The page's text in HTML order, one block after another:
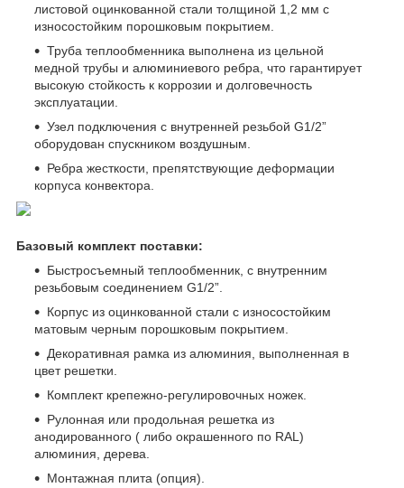
листовой оцинкованной стали толщиной 1,2 мм с
износостойким порошковым покрытием.
Труба теплообменника выполнена из цельной
медной трубы и алюминиевого ребра, что гарантирует
высокую стойкость к коррозии и долговечность
эксплуатации.
Узел подключения с внутренней резьбой G1/2”
оборудован спускником воздушным.
Ребра жесткости, препятствующие деформации
корпуса конвектора.
Базовый комплект поставки:
Быстросъемный теплообменник, с внутренним
резьбовым соединением G1/2”.
Корпус из оцинкованной стали с износостойким
матовым черным порошковым покрытием.
Декоративная рамка из алюминия, выполненная в
цвет решетки.
Комплект крепежно-регулировочных ножек.
Рулонная или продольная решетка из
анодированного ( либо окрашенного по RAL)
алюминия, дерева.
Монтажная плита (опция).